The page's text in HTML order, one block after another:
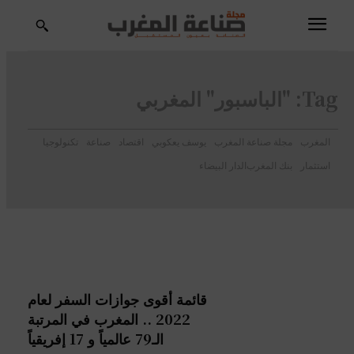
Tag: "الباسبور" المغربي
المغرب مجلة صناعة المغرب يوسف يعكوبي اقتصاد صناعة
تكنولوجيا
استثمار
بنك المغرب الدار البيضاء
قائمة أقوى جوازات السفر لعام
2022 .. المغرب في المرتبة
الـ79 عالمياً و 17 إفريقياً